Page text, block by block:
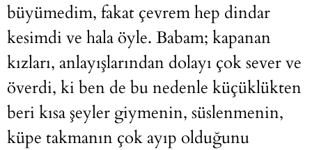
büyümedim, fakat çevrem hep dindar
kesimdi ve hala öyle. Babam; kapanan
kızları, anlayışlarından dolayı çok sever ve
överdi, ki ben de bu nedenle küçüklükten
beri kısa şeyler giymenin, süslenmenin,
küpe takmanın çok ayıp olduğunu